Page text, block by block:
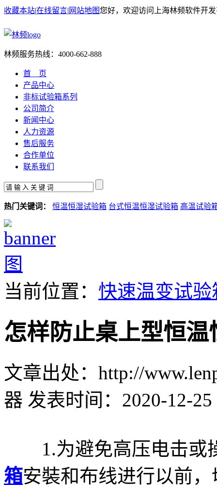
收藏本站|在线留言| 网站地图您好，欢迎访问上海林频软件开
林频服务热线： 4000-662-888
首 页
产品中心
非标试验箱系列
公司简介
新闻中心
人力资源
售后服务
合作单位
联系我们
热门关键词： 恒温恒湿试验箱 台式恒温恒湿试验箱 高温试验
当前位置： 快速温变试验
怎样防止桌上型恒
文章出处：http://
器 发表时间：2020-12-25
1.为避免高压电击或
箱安裝和布线进行以前